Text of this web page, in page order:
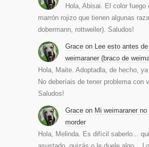
Hola, Abisai. El color fuego
marrón rojizo que tienen algunas
dobermann, rottweiler). Saludos!
Grace on Lee esto antes
weimaraner (braco de
Hola, Maite. Adoptadla, de hecho, ya
No deberíais de tener problema con
Saludos!
Grace on Mi weimaraner no
morder
Hola, Melinda. Es difícil saberlo...